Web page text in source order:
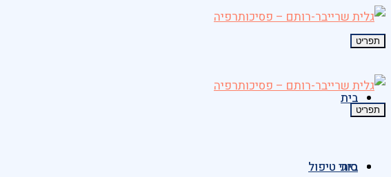
תפריט
בית
סוגי טיפול
תפריט
בית